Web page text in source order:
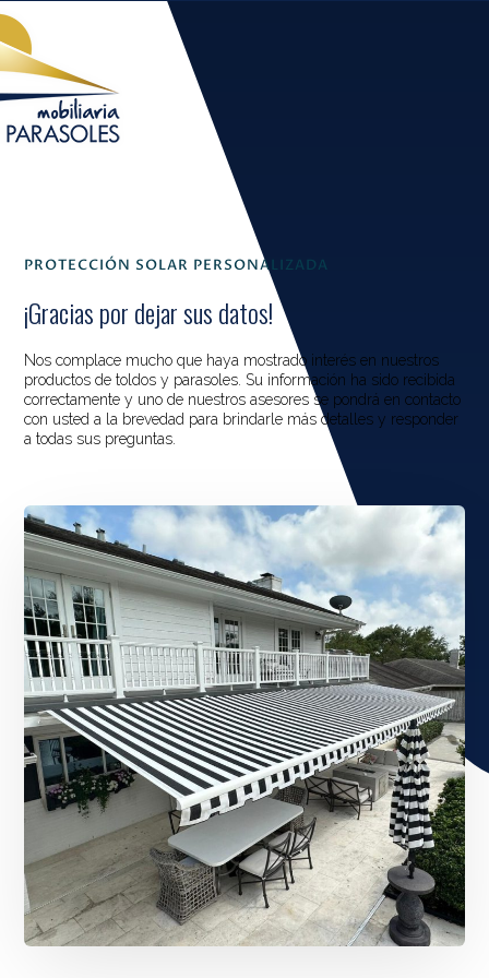
PROTECCIÓN SOLAR PERSONALIZADA
¡Gracias por dejar sus datos!
Nos complace mucho que haya mostrado interés en nuestros
productos de toldos y parasoles. Su información ha sido recibida
correctamente y uno de nuestros asesores se pondrá en contacto
con usted a la brevedad para brindarle más detalles y responder
a todas sus preguntas.